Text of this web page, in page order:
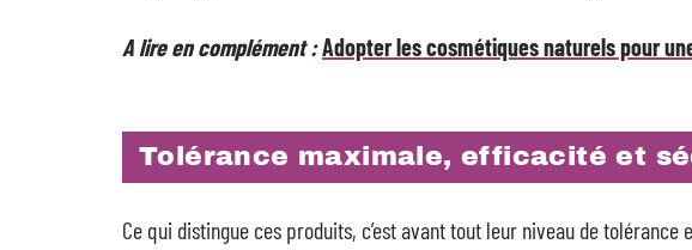
A lire en complément :Adopter les cosmétiques naturels pour
Tolérance maximale, efficacité et
Ce qui distingue ces produits, c’est avant tout leur niveau de